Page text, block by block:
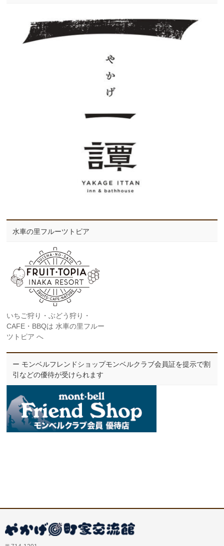
水車の里フルーツトピア
いちご狩り・ぶどう狩り・
CAFE・BBQは 水車の里フルー
ツトピア へ
ー モンベルフレンドショップモンベルクラブ会員証を提示で割
引などの優待が受けられます